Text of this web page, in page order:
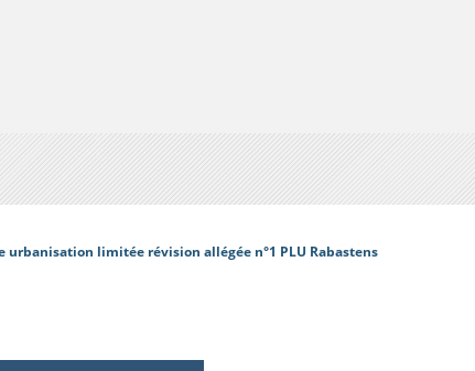
urbanisation limitée révision allégée n°1 PLU Rabastens